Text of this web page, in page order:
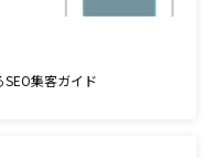
集客ガイド